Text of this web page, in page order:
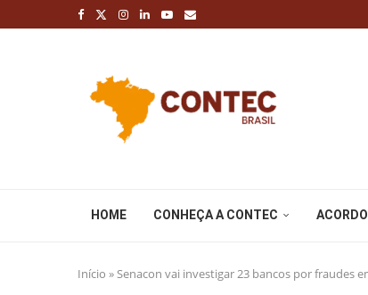
HOME CONHEÇA A CONTEC
Início »Senacon vai investigar 23 bancos por fraudes